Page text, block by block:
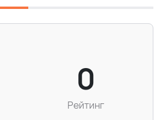
0
Рейтинг